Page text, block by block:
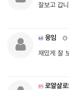
잘보고 갑
웅임
재밌게 잘
로얄샬